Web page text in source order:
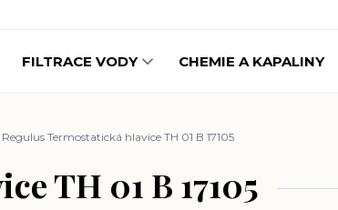
FILTRACE VODY CHEMIE A KAPALINY
Regulus Termostatická hlavice TH 01 B 17105
TH 01 B 17105